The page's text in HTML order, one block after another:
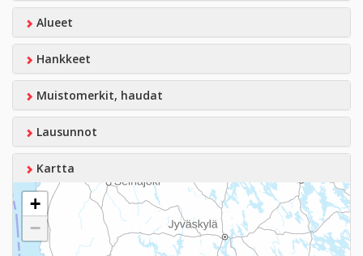
Alueet
Hankkeet
Muistomerkit, haudat
Lausunnot
Kartta
+
−